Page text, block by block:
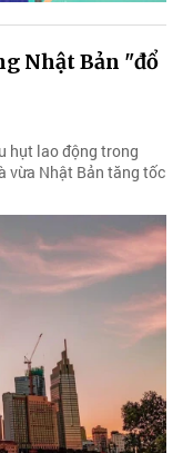
Nhật Bản "đổ
hụt lao động trong
vừa Nhật Bản tăng tốc